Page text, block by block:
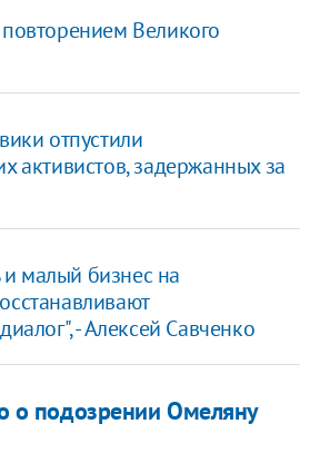
Великого
отпустили
активистов, задержанных за
и малый бизнес на
- Алексей Савченко
о подозрении Омеляну